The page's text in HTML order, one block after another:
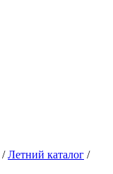
/Летний каталог /